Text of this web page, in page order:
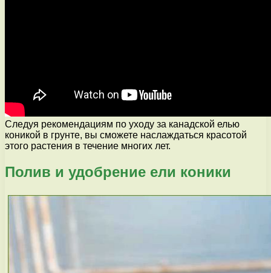
Следуя рекомендациям по уходу за канадской елью
коникой в грунте, вы сможете наслаждаться красотой
этого растения в течение многих лет.
Полив и удобрение ели коники